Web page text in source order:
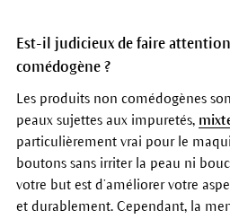
Est-il judicieux de faire
comédogène ?
Les produits non comédogènes
peaux sujettes aux impuretés,
particulièrement vrai pour le
boutons sans irriter la peau ni
votre but est d’améliorer votre
et durablement. Cependant, la